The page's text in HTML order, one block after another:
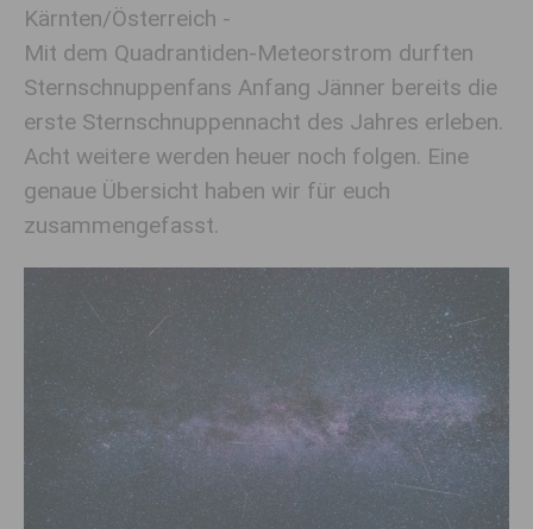
Kärnten/Österreich -
Mit dem Quadrantiden-Meteorstrom durften
Sternschnuppenfans Anfang Jänner bereits die
erste Sternschnuppennacht des Jahres erleben.
Acht weitere werden heuer noch folgen. Eine
genaue Übersicht haben wir für euch
zusammengefasst.